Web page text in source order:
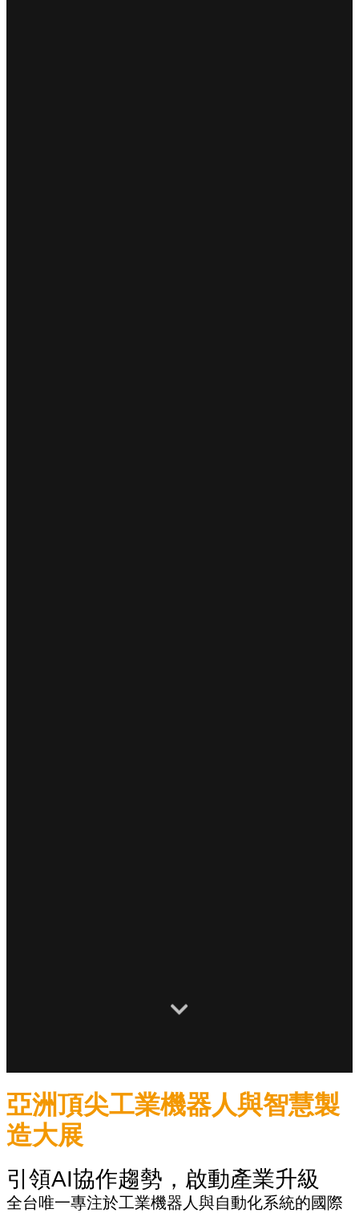
亞洲頂尖工業機器人與智慧製
造大展
引領AI協作趨勢，啟動產業升級
全台唯一專注於工業機器人與自動化系統的國際